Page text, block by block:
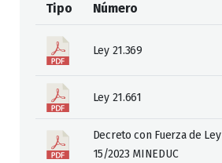
Tipo Número
Ley 21.369
Ley 21.661
Decreto con Fuerza de Ley
15/2023 MINEDUC